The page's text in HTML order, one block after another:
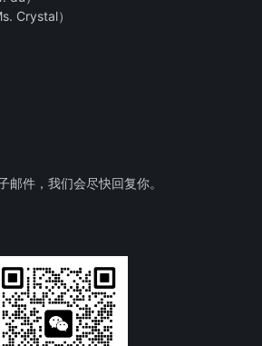
Crystal）
邮件，我们会尽快回复你。